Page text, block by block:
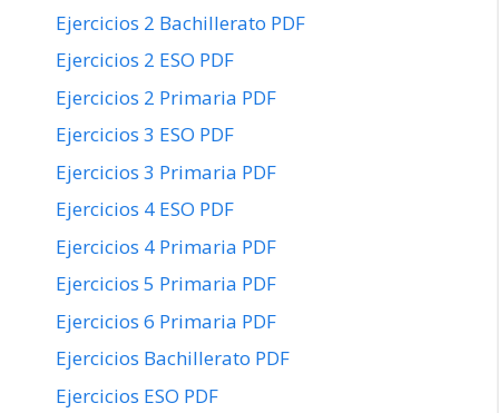
Ejercicios 2 Bachillerato PDF
Ejercicios 2 ESO PDF
Ejercicios 2 Primaria PDF
Ejercicios 3 ESO PDF
Ejercicios 3 Primaria PDF
Ejercicios 4 ESO PDF
Ejercicios 4 Primaria PDF
Ejercicios 5 Primaria PDF
Ejercicios 6 Primaria PDF
Ejercicios Bachillerato PDF
Ejercicios ESO PDF